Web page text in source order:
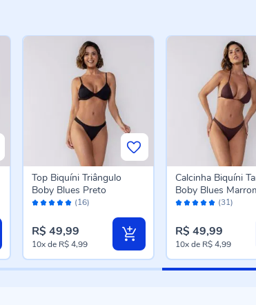
Avaliação: (16)
Top Biquíni Triângulo
Boby Blues Preto
R$ 49,99
10xde R$ 4,99
Avaliação: (31)
Calcinha Biquíni
Boby Blues
R$ 49,99
10xde R$ 4,99